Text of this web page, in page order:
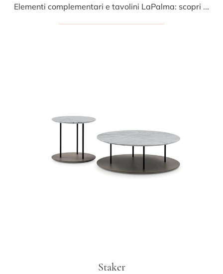
Elementi complementari e tavolini LaPalma: scopri come valorizzare i tuoi spazi moderni con il modello Brio.
Staker